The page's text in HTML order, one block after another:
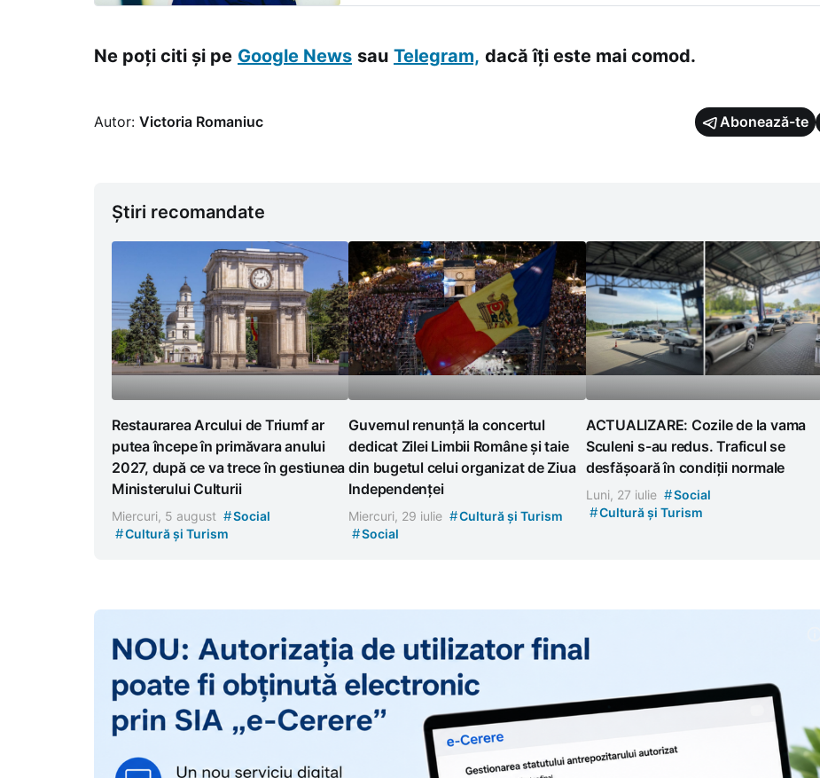
Ne poți citi și pe Google News sau Telegram, dacă îți este mai comod.
Autor: Victoria Romaniuc Abonează-te
Știri recomandate
Restaurarea Arcului de Triumf ar
putea începe în primăvara anului
2027, după ce va trece în gestiunea
Ministerului Culturii
Miercuri, 5 august #Social
#Cultură și Turism
Guvernul renunță la concertul
dedicat Zilei Limbii Române și taie
din bugetul celui organizat de Ziua
Independenței
Miercuri, 29 iulie #Cultură și Turism
#Social
ACTUALIZARE: Cozile de la vama
Sculeni s-au redus. Traficul se
desfășoară în condiții normale
Luni, 27 iulie #Social
#Cultură și Turism